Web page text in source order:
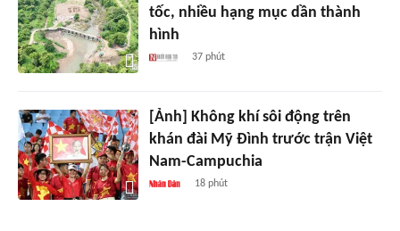
tốc, nhiều hạng mục dần thành
hình
37 phút
[Ảnh] Không khí sôi động trên
khán đài Mỹ Đình trước trận Việt
Nam-Campuchia
18 phút